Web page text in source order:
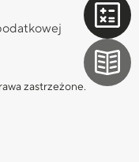
zastrzeżone.